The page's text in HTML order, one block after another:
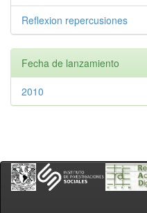
Reflexion repercusiones
Fecha de lanzamiento
2010